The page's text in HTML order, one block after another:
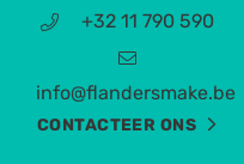
+32 11 790 590
info@flandersmake.be
CONTACTEER ONS